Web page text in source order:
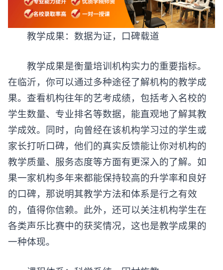
教学成果：数据为证，口碑载道
教学成果是衡量培训机构实力的重要指标。
在临沂，你可以通过多种途径了解机构的教学成
果。查看机构往年的艺考成绩，包括考入名校的
学生数量、专业排名等数据，能直观地了解其教
学成效。同时，向曾经在该机构学习过的学生或
家长打听口碑，他们的真实反馈能让你对机构的
教学质量、服务态度等方面有更深入的了解。如
果一家机构多年来都能保持较高的升学率和良好
的口碑，那说明其教学方法和体系是行之有效
的，值得你信赖。此外，还可以关注机构学生在
各类声乐比赛中的获奖情况，这也是教学成果的
一种体现。